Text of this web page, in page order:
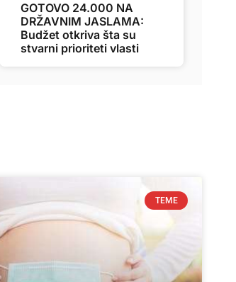
GOTOVO 24.000 NA
DRŽAVNIM JASLAMA:
Budžet otkriva šta su
stvarni prioriteti vlasti
TEME